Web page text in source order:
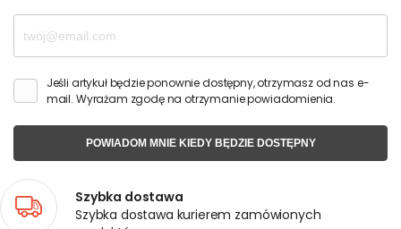
Jeśli artykuł będzie ponownie dostępny, otrzymasz od nas e-
mail. Wyrażam zgodę na otrzymanie powiadomienia.
POWIADOM MNIE KIEDY BĘDZIE DOSTĘPNY
Szybka dostawa
Szybka dostawa kurierem zamówionych